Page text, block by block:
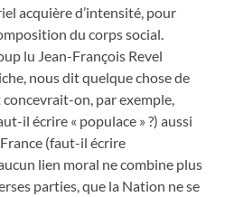
acquière d’intensité, pour
du corps social.
lu Jean-François Revel
nous dit quelque chose de
on, par exemple,
il écrire « populace » ?) aussi
(faut-il écrire
lien moral ne combine plus
parties, que la Nation ne se